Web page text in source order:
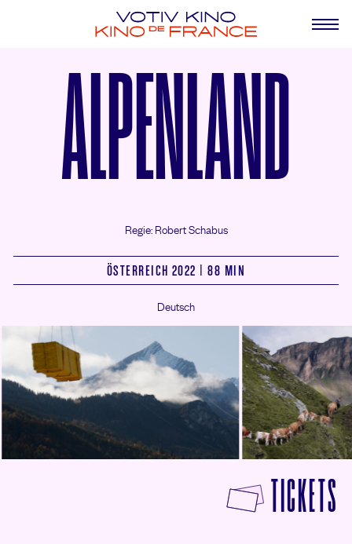
ALPENLAND
Regie: Robert Schabus
ÖSTERREICH 2022 | 88 MIN
Deutsch
TICKETS